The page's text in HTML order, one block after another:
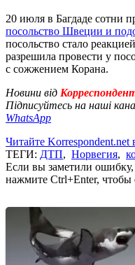
20 июля в Багдаде сотни
посольство Швеции и
посольство стало
разрешила провести у
с сожжением Корана.
Новини від
Підписуйтесь на наші
WhatsApp
Читайте Korrespondent.net
ТЕГИ: ДТП, Норвегия,
Если вы заметили
нажмите Ctrl+Enter, чтобы